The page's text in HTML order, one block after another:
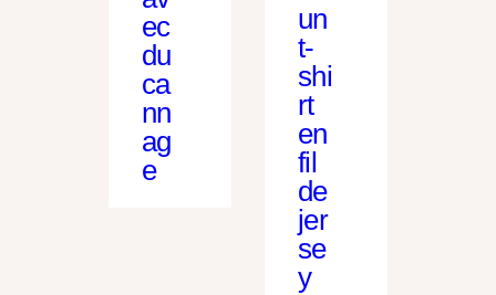
ec
du
ca
nn
ag
e
un
t-
shi
rt
en
fil
de
jer
se
y